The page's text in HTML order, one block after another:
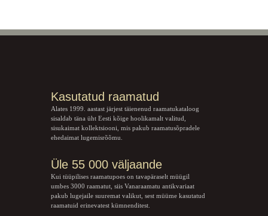
Kasutatud raamatud
Alates 1999. aastast järjest täienenud raamatukataloog
sisaldab täna üht Eesti kõige hoolikamalt valitud,
sisukaimat kollektsiooni, mis pakub raamatusõpradele
ehedaimat lugemisrõõmu.
Üle 55 000 väljaande
Kui tüüpilises raamatupoes on tavapäraselt müügil
umbes 3000 raamatut, siis Vanaraamatu antikvariaat
pakub lugejaile suuremat valikut, sest müüme kasutatud
raamatuid erinevatest kümnenditest.